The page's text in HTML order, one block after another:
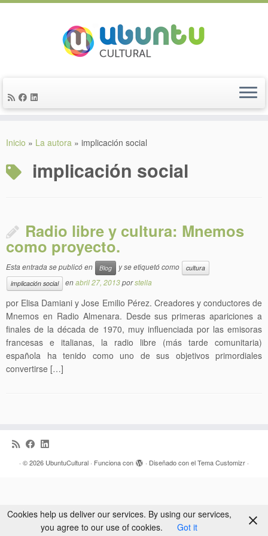
Inicio » La autora » implicación social
implicación social
Radio libre y cultura: Mnemos
como proyecto.
Esta entrada se publicó en Blog y se etiquetó como
cultura
implicación social
enabril 27, 2013porstella
por Elisa Damiani y Jose Emilio Pérez. Creadores y conductores de
Mnemos en Radio Almenara. Desde sus primeras apariciones a
finales de la década de 1970, muy influenciada por las emisoras
francesas e italianas, la radio libre (más tarde comunitaria)
española ha tenido como uno de sus objetivos primordiales
convertirse […]
· © 2026 UbuntuCultural · Funciona con · Diseñado con elTema Customizr ·
Cookies help us deliver our services. By using our services,
you agree to our use of cookies.
Got it